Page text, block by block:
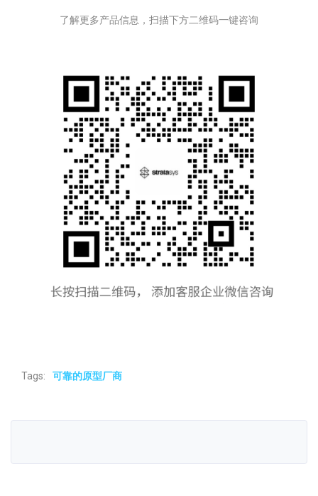
了解更多产品信息，扫描下方二维码一键咨询
Tags: 可靠的原型厂商